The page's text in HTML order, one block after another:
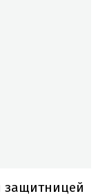
защитницей